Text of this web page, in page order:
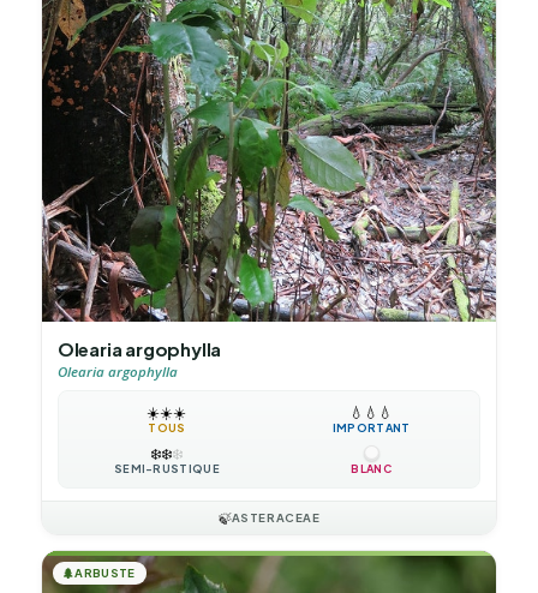
Olearia argophylla
Olearia argophylla
☀️☀️☀️
TOUS
💧 💧 💧
IMPORTANT
❄️❄️❄️
SEMI-RUSTIQUE BLANC
🍃ASTERACEAE
🌲ARBUSTE